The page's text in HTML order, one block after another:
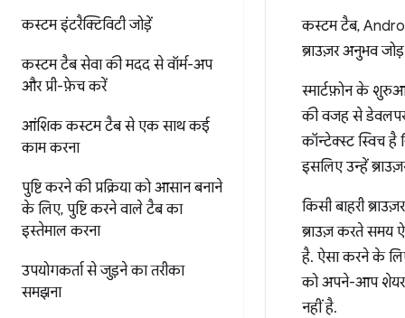
कस्टम इंटरैक्टिविटी जोड़ें
कस्टम टैब सेवा की मदद से वॉर्म-अप
और प्री-फ़ेच करें
आंशिक कस्टम टैब से एक साथ कई
काम करना
पुष्टि करने की प्रक्रिया को आसान बनाने
के लिए, पुष्टि करने वाले टैब का
इस्तेमाल करना
उपयोगकर्ता से जुड़ने का तरीका
समझना
कस्टम टैब,
ब्राउज़र अनुभव
स्मार्टफ़ोन के
की वजह से डेवलपर
कॉन्टेक्स्ट स्विच है
इसलिए उन्हें
किसी बाहरी
ब्राउज़ करते समय
है. ऐसा करने के
को अपने-आप शेयर
नहीं है.